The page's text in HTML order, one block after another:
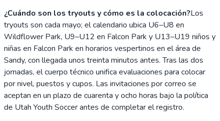
¿Cuándo son los tryouts y cómo es la colocación?Los
tryouts son cada mayo; el calendario ubica U6–U8 en
Wildflower Park, U9–U12 en Falcon Park y U13–U19 niños y
niñas en Falcon Park en horarios vespertinos en el área de
Sandy, con llegada unos treinta minutos antes. Tras las dos
jornadas, el cuerpo técnico unifica evaluaciones para colocar
por nivel, puestos y cupos. Las invitaciones por correo se
aceptan en un plazo de cuarenta y ocho horas bajo la política
de Utah Youth Soccer antes de completar el registro.